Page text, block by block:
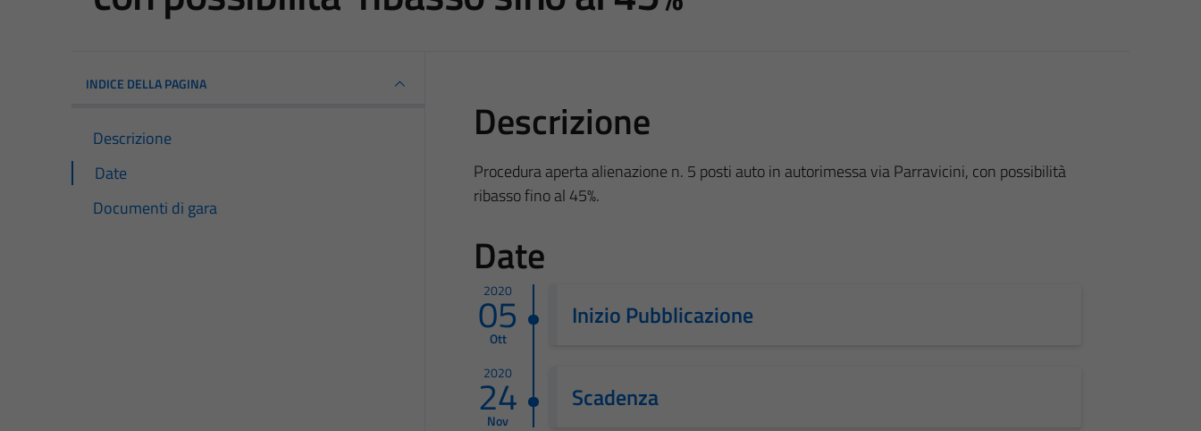
INDICE DELLA PAGINA
Descrizione
Date
Documenti di gara
Descrizione
Procedura aperta alienazione n. 5 posti auto in autorimessa via Parravicini, con possibilità
ribasso fino al 45%.
Date
2020
05
Ott
Inizio Pubblicazione
2020
24
Nov
Scadenza